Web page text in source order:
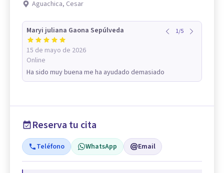
Aguachica, Cesar
Maryi juliana Gaona Sepúlveda
15 de mayo de 2026
Online
1/5
Ha sido muy buena me ha ayudado demasiado
Reserva tu cita
Teléfono WhatsApp Email